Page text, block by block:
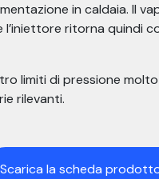
in caldaia. Il
l’iniettore ritorna quindi
limiti di pressione
rilevanti.
Scarica la scheda